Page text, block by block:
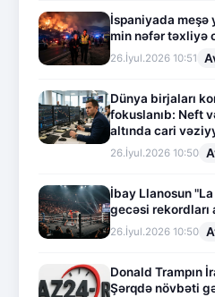
İspaniyada meşə
min nəfər təxliyə
26.İyul.2026 10:51
Dünya birjaları
fokuslanıb: Neft
altında cari
26.İyul.2026 10:50
İbay Llanosun
gecəsi rekordları
26.İyul.2026 10:50
Donald Trampın
Şərqdə növbəti